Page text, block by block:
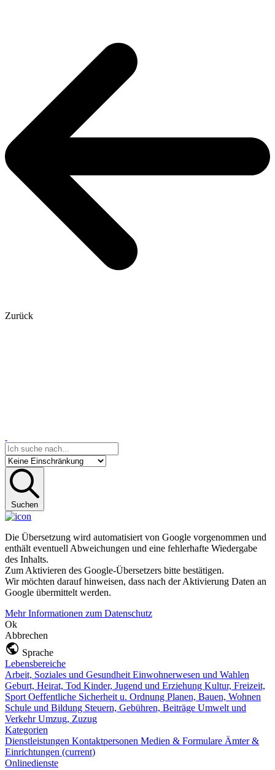
Zurück
Suchen
Die Übersetzung wird automatisiert von Google vorgenommen und
enthält eventuell Abweichungen und eine fehlerhafte Wiedergabe
des Inhalts.
Zum Aktivieren des Google-Übersetzers bitte bestätigen.
Wir möchten darauf hinweisen, dass nach der Aktivierung Daten an
Google übermittelt werden.
Mehr Informationen zum Datenschutz
Ok
Abbrechen
Sprache
Lebensbereiche
Arbeit, Soziales und Gesundheit Einwohnerwesen und Wahlen
Geburt, Heirat, Tod Kinder, Jugend und Erziehung Kultur, Freizeit,
Sport Oeffentliche Sicherheit u. Ordnung Planen, Bauen, Wohnen
Schule und Bildung Steuern, Gebühren, Beiträge Umwelt und
VerkehrUmzug, Zuzug
Kategorien
Dienstleistungen Kontaktpersonen Medien & Formulare Ämter &
Einrichtungen (current)
Onlinedienste